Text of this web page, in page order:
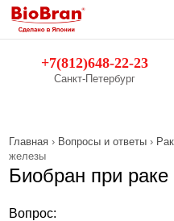
+7(812)648-22-23
Санкт-Петербург
Главная › Вопросы и ответы ›
железы
Биобран при
Вопрос: